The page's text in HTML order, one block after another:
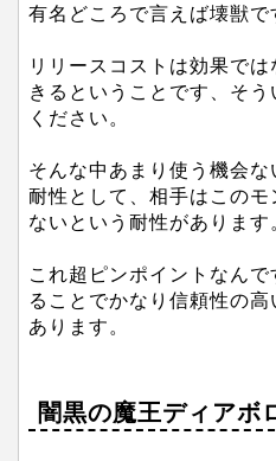
有名どころで言えば壊獣で
リリースコストは効果で
きるということです、そ
ください。
そんな中あまり使う機会
耐性として、相手はこの
ないという耐性があります
これ超ピンポイントなん
ることでかなり信頼性の
あります。
闇黒の魔王ディアボ